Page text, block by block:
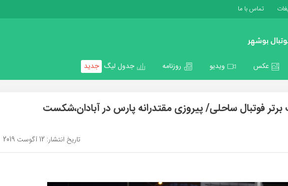
تماس با ما
عکس ویدیو روزنامه جدول لیگ جدید
فوتبال ساحلی/ پیروزی مقتدرانه پارس در آبادان،شکست
تاریخ انتشار: 12 آگوست 2019